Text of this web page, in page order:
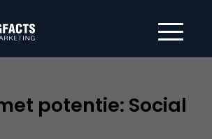
potentie: Social